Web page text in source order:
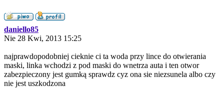
daniello85
Nie 28 Kwi, 2013 15:25
najprawdopodobniej cieknie ci ta woda przy lince do otwierania
maski, linka wchodzi z pod maski do wnetrza auta i ten otwor
zabezpieczony jest gumką sprawdz cyz ona sie niezsunela albo czy
nie jest uszkodzona